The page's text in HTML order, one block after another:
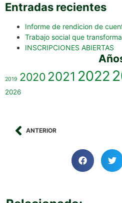
Entradas recientes
Informe de rendicion de
Trabajo social que
INSCRIPCIONES ABIERTAS
2019 20202021 2022
2026
ANTERIOR